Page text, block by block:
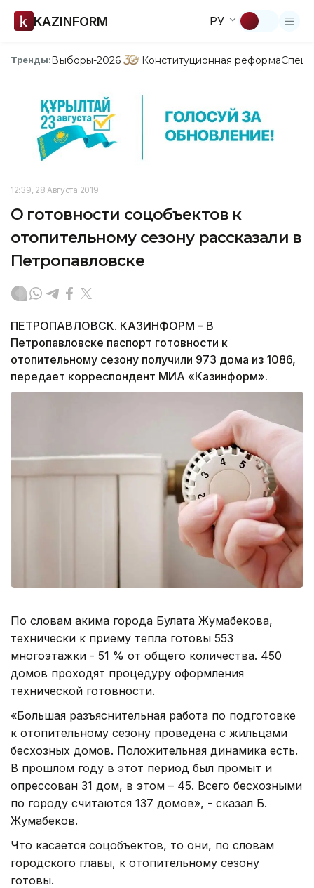
KAZINFORM РУ
Тренды:Выборы-2026 Конституционная реформа
12:39, 28 Августа 2019
О готовности соцобъектов к
отопительному сезону рассказали в
Петропавловске
ПЕТРОПАВЛОВСК. КАЗИНФОРМ – В
Петропавловске паспорт готовности к
отопительному сезону получили 973 дома из 1086,
передает корреспондент МИА «Казинформ».
По словам акима города Булата Жумабекова,
технически к приему тепла готовы 553
многоэтажки - 51 % от общего количества. 450
домов проходят процедуру оформления
технической готовности.
«Большая разъяснительная работа по подготовке
к отопительному сезону проведена с жильцами
бесхозных домов. Положительная динамика есть.
В прошлом году в этот период был промыт и
опрессован 31 дом, в этом – 45. Всего бесхозными
по городу считаются 137 домов», - сказал Б.
Жумабеков.
Что касается соцобъектов, то они, по словам
городского главы, к отопительному сезону
готовы.